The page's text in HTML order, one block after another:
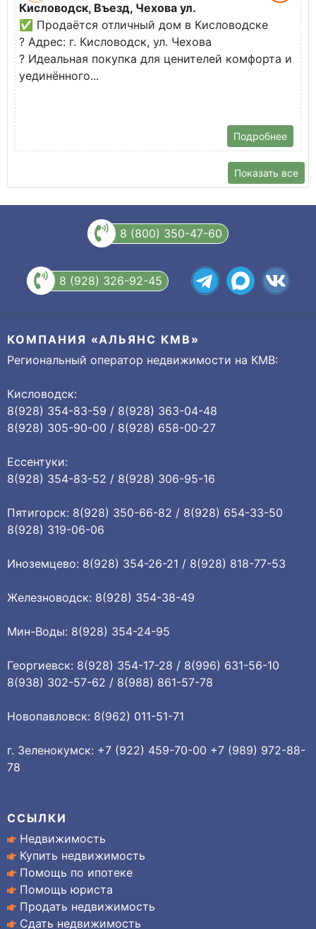
Кисловодск, Въезд, Чехова ул.
✅ Продаётся отличный дом в Кисловодске
? Адрес: г. Кисловодск, ул. Чехова
? Идеальная покупка для ценителей комфорта и
уединённого...
Подробнее
Показать все
8 (800) 350-47-60
8 (928) 326-92-45
КОМПАНИЯ «АЛЬЯНС КМВ»
Региональный оператор недвижимости на КМВ:
Кисловодск:
8(928) 354-83-59 / 8(928) 363-04-48
8(928) 305-90-00 / 8(928) 658-00-27
Ессентуки:
8(928) 354-83-52 / 8(928) 306-95-16
Пятигорск: 8(928) 350-66-82 / 8(928) 654-33-50
8(928) 319-06-06
Иноземцево: 8(928) 354-26-21 / 8(928) 818-77-53
Железноводск: 8(928) 354-38-49
Мин-Воды: 8(928) 354-24-95
Георгиевск: 8(928) 354-17-28 / 8(996) 631-56-10
8(938) 302-57-62 / 8(988) 861-57-78
Новопавловск: 8(962) 011-51-71
г. Зеленокумск: +7 (922) 459-70-00 +7 (989) 972-88-
78
ССЫЛКИ
Недвижимость
Купить недвижимость
Помощь по ипотеке
Помощь юриста
Продать недвижимость
Сдать недвижимость